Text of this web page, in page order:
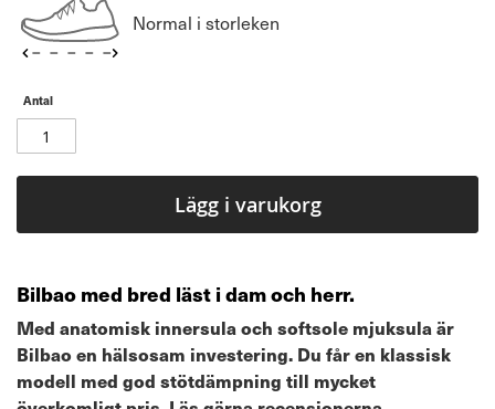
Normal i storleken
Antal
Lägg i varukorg
Bilbao med bred läst i dam och herr.
Med anatomisk innersula och softsole mjuksula är
Bilbao en hälsosam investering. Du får en klassisk
modell med god stötdämpning till mycket